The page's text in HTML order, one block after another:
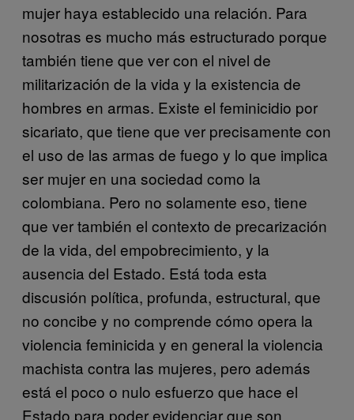
mujer haya establecido una relación. Para
nosotras es mucho más estructurado porque
también tiene que ver con el nivel de
militarización de la vida y la existencia de
hombres en armas. Existe el feminicidio por
sicariato, que tiene que ver precisamente con
el uso de las armas de fuego y lo que implica
ser mujer en una sociedad como la
colombiana. Pero no solamente eso, tiene
que ver también el contexto de precarización
de la vida, del empobrecimiento, y la
ausencia del Estado. Está toda esta
discusión política, profunda, estructural, que
no concibe y no comprende cómo opera la
violencia feminicida y en general la violencia
machista contra las mujeres, pero además
está el poco o nulo esfuerzo que hace el
Estado para poder evidenciar que son